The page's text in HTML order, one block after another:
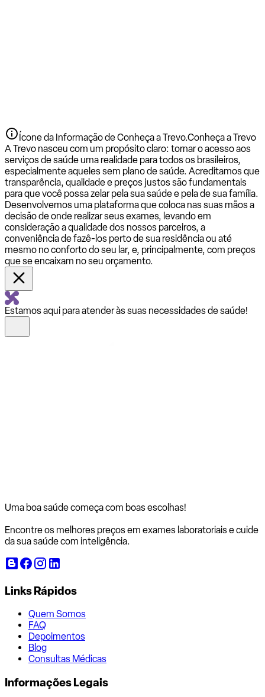
Ícone da Informação de Conheça a Trevo.Conheça a Trevo
A Trevo nasceu com um propósito claro: tornar o acesso aos
serviços de saúde uma realidade para todos os brasileiros,
especialmente aqueles sem plano de saúde. Acreditamos que
transparência, qualidade e preços justos são fundamentais
para que você possa zelar pela sua saúde e pela de sua família.
Desenvolvemos uma plataforma que coloca nas suas mãos a
decisão de onde realizar seus exames, levando em
consideração a qualidade dos nossos parceiros, a
conveniência de fazê-los perto de sua residência ou até
mesmo no conforto do seu lar, e, principalmente, com preços
que se encaixam no seu orçamento.
Estamos aqui para atender às suas necessidades de saúde!
Uma boa saúde começa com boas escolhas!
Encontre os melhores preços em exames laboratoriais e cuide
da sua saúde com inteligência.
Links Rápidos
Quem Somos
FAQ
Depoimentos
Blog
Consultas Médicas
Informações Legais